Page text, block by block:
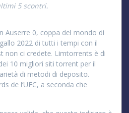
5 scontri.
Auserre 0, coppa del mondo di
2022 di tutti i tempi con il
non ci credete. Limtorrents è di
10 migliori siti torrent per il
di metodi di deposito.
de l’UFC, a seconda che